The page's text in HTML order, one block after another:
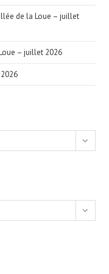
de la Loue – juillet
– juillet 2026